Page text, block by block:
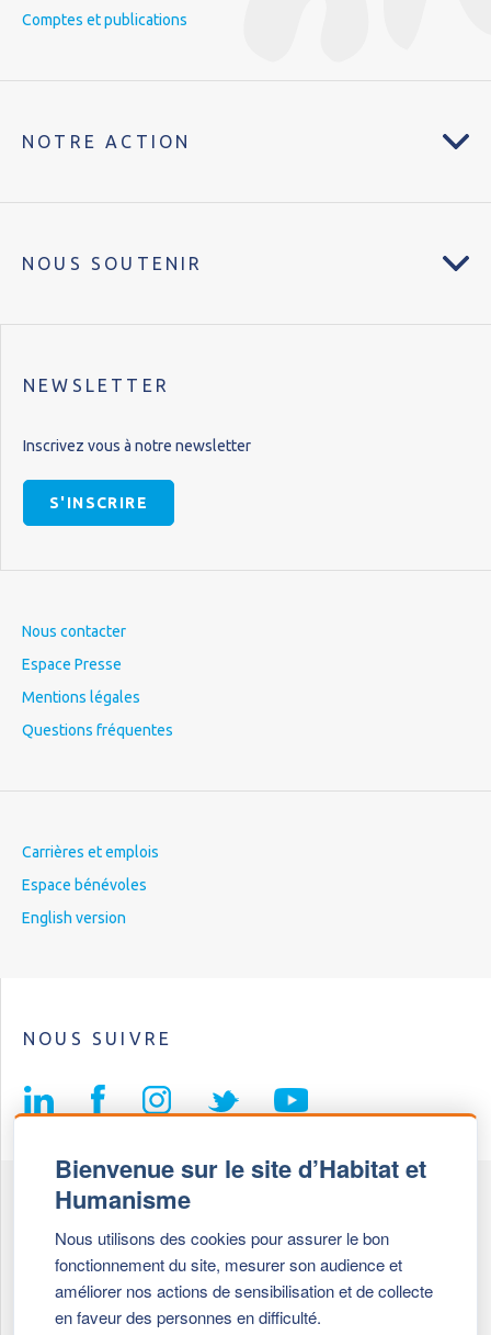
Bienvenue sur le site d’Habitat et
Humanisme
Nous utilisons des cookies pour assurer le bon
fonctionnement du site, mesurer son audience et
améliorer nos actions de sensibilisation et de collecte
en faveur des personnes en difficulté.
Comptes et publications
NOTRE ACTION
NOUS SOUTENIR
NEWSLETTER
Inscrivez vous à notre newsletter
S'INSCRIRE
Nous contacter
Espace Presse
Mentions légales
Questions fréquentes
Carrières et emplois
Espace bénévoles
English version
NOUS SUIVRE
69647 Caluire et Cuire cedex
+ 33 (0)4 72 27 42 58